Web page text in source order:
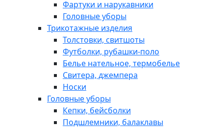
Фартуки и нарукавники
Головные уборы
Трикотажные изделия
Толстовки, свитшоты
Футболки, рубашки-поло
Белье нательное, термобелье
Свитера, джемпера
Носки
Головные уборы
Кепки, бейсболки
Подшлемники, балаклавы